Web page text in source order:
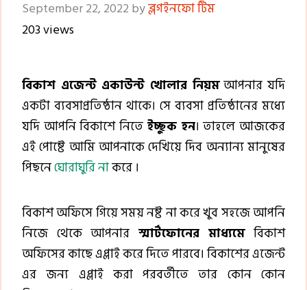
September 22, 2022 byব্লগইনফো টিম
203 views
বিকাশ এজেন্ট একাউন্ট খোলার নিয়মআপনার যদি
একটা ব্যবসাপ্রতিষ্ঠান থাকে। সে ব্যবসা প্রতিষ্ঠানের মধ্যে
যদি আপনি বিকাশে নিতে ইচ্ছুক হন। তাহলে আজকের
এই পোষ্টে আমি আপনাকে দেখিয়ে দিব অন্যান্য মানুষের
পিছনেঘোরাঘুরি নাকরে ।
বিকাশ অফিসে গিয়ে সময় নষ্ট না করে খুব সহজে আপনি
নিজে থেকে আপনার স্মার্টফোনের মাধ্যমেবিকাশ
অফিসের কাছে এপ্লাই করে দিতে পারবে। বিকাশের এজেন্ট
এর জন্য এপ্লাই করা পরবর্তীতে তার কোন কোন